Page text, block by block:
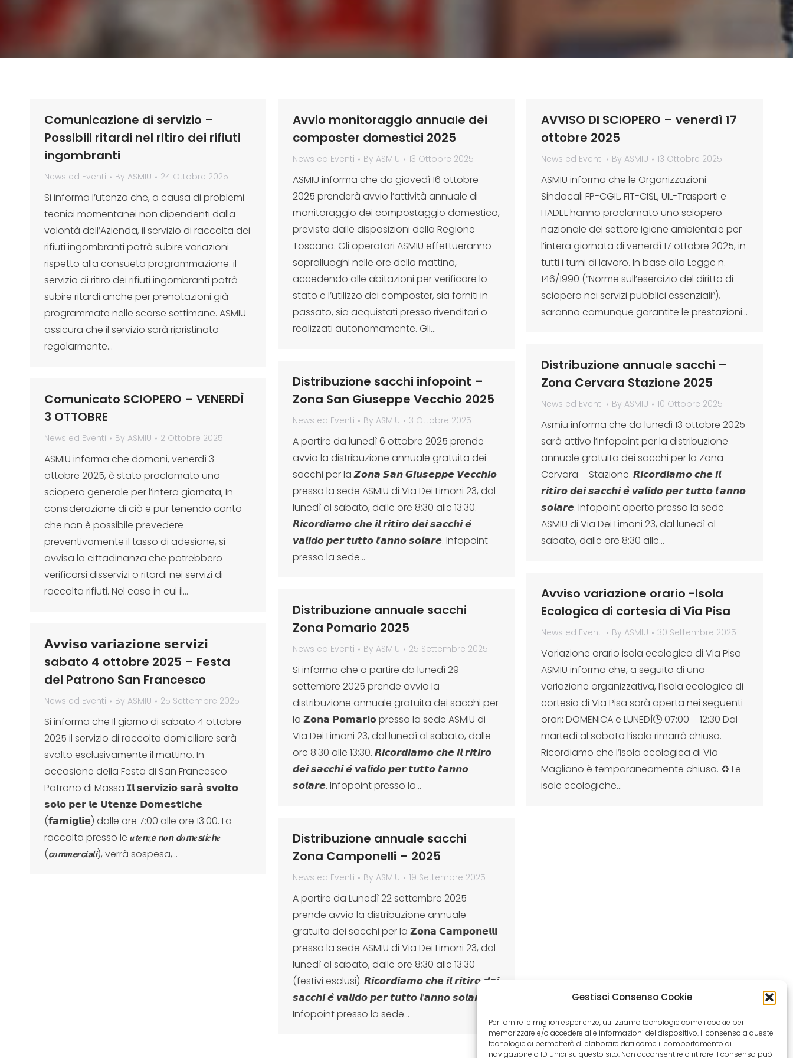
Gestisci Consenso Cookie
Per fornire le migliori esperienze, utilizziamo tecnologie come i cookie per
memorizzare e/o accedere alle informazioni del dispositivo. Il consenso a queste
tecnologie ci permetterà di elaborare dati come il comportamento di
navigazione o ID unici su questo sito. Non acconsentire o ritirare il consenso può
Comunicazione di servizio –
Possibili ritardi nel ritiro dei rifiuti
ingombranti
News ed Eventi By ASMIU 24 Ottobre 2025
Si informa l’utenza che, a causa di problemi
tecnici momentanei non dipendenti dalla
volontà dell’Azienda, il servizio di raccolta dei
rifiuti ingombranti potrà subire variazioni
rispetto alla consueta programmazione. il
servizio di ritiro dei rifiuti ingombranti potrà
subire ritardi anche per prenotazioni già
programmate nelle scorse settimane. ASMIU
assicura che il servizio sarà ripristinato
regolarmente…
Avvio monitoraggio annuale dei
composter domestici 2025
News ed Eventi By ASMIU 13 Ottobre 2025
ASMIU informa che da giovedì 16 ottobre
2025 prenderà avvio l’attività annuale di
monitoraggio dei compostaggio domestico,
prevista dalle disposizioni della Regione
Toscana. Gli operatori ASMIU effettueranno
sopralluoghi nelle ore della mattina,
accedendo alle abitazioni per verificare lo
stato e l’utilizzo dei composter, sia forniti in
passato, sia acquistati presso rivenditori o
realizzati autonomamente. Gli…
AVVISO DI SCIOPERO – venerdì 17
ottobre 2025
News ed Eventi By ASMIU 13 Ottobre 2025
ASMIU informa che le Organizzazioni
Sindacali FP-CGIL, FIT-CISL, UIL-Trasporti e
FIADEL hanno proclamato uno sciopero
nazionale del settore igiene ambientale per
l’intera giornata di venerdì 17 ottobre 2025, in
tutti i turni di lavoro. In base alla Legge n.
146/1990 (“Norme sull’esercizio del diritto di
sciopero nei servizi pubblici essenziali”),
saranno comunque garantite le prestazioni…
Distribuzione annuale sacchi –
Zona Cervara Stazione 2025
News ed Eventi By ASMIU 10 Ottobre 2025
Asmiu informa che da lunedì 13 ottobre 2025
sarà attivo l’infopoint per la distribuzione
annuale gratuita dei sacchi per la Zona
Cervara – Stazione. 𝙍𝙞𝙘𝙤𝙧𝙙𝙞𝙖𝙢𝙤 𝙘𝙝𝙚 𝙞𝙡
𝙧𝙞𝙩𝙞𝙧𝙤 𝙙𝙚𝙞 𝙨𝙖𝙘𝙘𝙝𝙞 𝙚̀ 𝙫𝙖𝙡𝙞𝙙𝙤 𝙥𝙚𝙧 𝙩𝙪𝙩𝙩𝙤 𝙡’𝙖𝙣𝙣𝙤
𝙨𝙤𝙡𝙖𝙧𝙚. Infopoint aperto presso la sede
ASMIU di Via Dei Limoni 23, dal lunedì al
sabato, dalle ore 8:30 alle…
Distribuzione sacchi infopoint –
Zona San Giuseppe Vecchio 2025
News ed Eventi By ASMIU 3 Ottobre 2025
A partire da lunedì 6 ottobre 2025 prende
avvio la distribuzione annuale gratuita dei
sacchi per la 𝙕𝙤𝙣𝙖 𝙎𝙖𝙣 𝙂𝙞𝙪𝙨𝙚𝙥𝙥𝙚 𝙑𝙚𝙘𝙘𝙝𝙞𝙤
presso la sede ASMIU di Via Dei Limoni 23, dal
lunedì al sabato, dalle ore 8:30 alle 13:30.
𝙍𝙞𝙘𝙤𝙧𝙙𝙞𝙖𝙢𝙤 𝙘𝙝𝙚 𝙞𝙡 𝙧𝙞𝙩𝙞𝙧𝙤 𝙙𝙚𝙞 𝙨𝙖𝙘𝙘𝙝𝙞 𝙚̀
𝙫𝙖𝙡𝙞𝙙𝙤 𝙥𝙚𝙧 𝙩𝙪𝙩𝙩𝙤 𝙡’𝙖𝙣𝙣𝙤 𝙨𝙤𝙡𝙖𝙧𝙚. Infopoint
presso la sede…
Comunicato SCIOPERO – VENERDÌ
3 OTTOBRE
News ed Eventi By ASMIU 2 Ottobre 2025
ASMIU informa che domani, venerdì 3
ottobre 2025, è stato proclamato uno
sciopero generale per l’intera giornata, In
considerazione di ciò e pur tenendo conto
che non è possibile prevedere
preventivamente il tasso di adesione, si
avvisa la cittadinanza che potrebbero
verificarsi disservizi o ritardi nei servizi di
raccolta rifiuti. Nel caso in cui il…
Avviso variazione orario -Isola
Ecologica di cortesia di Via Pisa
News ed Eventi By ASMIU 30 Settembre 2025
Variazione orario isola ecologica di Via Pisa
ASMIU informa che, a seguito di una
variazione organizzativa, l’isola ecologica di
cortesia di Via Pisa sarà aperta nei seguenti
orari: DOMENICA e LUNEDÌ🕒 07:00 – 12:30 Dal
martedì al sabato l’isola rimarrà chiusa.
Ricordiamo che l’isola ecologica di Via
Magliano è temporaneamente chiusa. ♻️ Le
isole ecologiche…
Distribuzione annuale sacchi
Zona Pomario 2025
News ed Eventi By ASMIU 25 Settembre 2025
Si informa che a partire da lunedì 29
settembre 2025 prende avvio la
distribuzione annuale gratuita dei sacchi per
la 𝗭𝗼𝗻𝗮 𝗣𝗼𝗺𝗮𝗿𝗶𝗼 presso la sede ASMIU di
Via Dei Limoni 23, dal lunedì al sabato, dalle
ore 8:30 alle 13:30. 𝙍𝙞𝙘𝙤𝙧𝙙𝙞𝙖𝙢𝙤 𝙘𝙝𝙚 𝙞𝙡 𝙧𝙞𝙩𝙞𝙧𝙤
𝙙𝙚𝙞 𝙨𝙖𝙘𝙘𝙝𝙞 𝙚̀ 𝙫𝙖𝙡𝙞𝙙𝙤 𝙥𝙚𝙧 𝙩𝙪𝙩𝙩𝙤 𝙡’𝙖𝙣𝙣𝙤
𝙨𝙤𝙡𝙖𝙧𝙚. Infopoint presso la…
𝗔𝘃𝘃𝗶𝘀𝗼 𝘃𝗮𝗿𝗶𝗮𝘇𝗶𝗼𝗻𝗲 𝘀𝗲𝗿𝘃𝗶𝘇𝗶
sabato 4 ottobre 2025 – Festa
del Patrono San Francesco
News ed Eventi By ASMIU 25 Settembre 2025
Si informa che Il giorno di sabato 4 ottobre
2025 il servizio di raccolta domiciliare sarà
svolto esclusivamente il mattino. In
occasione della Festa di San Francesco
Patrono di Massa 𝗜𝗹 𝘀𝗲𝗿𝘃𝗶𝘇𝗶𝗼 𝘀𝗮𝗿𝗮̀ 𝘀𝘃𝗼𝗹𝘁𝗼
𝘀𝗼𝗹𝗼 𝗽𝗲𝗿 𝗹𝗲 𝗨𝘁𝗲𝗻𝘇𝗲 𝗗𝗼𝗺𝗲𝘀𝘁𝗶𝗰𝗵𝗲
(𝗳𝗮𝗺𝗶𝗴𝗹𝗶𝗲) dalle ore 7:00 alle ore 13:00. La
raccolta presso le 𝒖𝙩𝒆𝙣𝒛𝙚 𝙣𝒐𝙣 𝙙𝒐𝙢𝒆𝙨𝒕𝙞𝒄𝙝𝒆
(𝙘𝒐𝙢𝒎𝙚𝒓𝙘𝒊𝙖𝒍𝙞), verrà sospesa,…
Distribuzione annuale sacchi
Zona Camponelli – 2025
News ed Eventi By ASMIU 19 Settembre 2025
A partire da Lunedì 22 settembre 2025
prende avvio la distribuzione annuale
gratuita dei sacchi per la 𝗭𝗼𝗻𝗮 𝗖𝗮𝗺𝗽𝗼𝗻𝗲𝗹𝗹𝗶
presso la sede ASMIU di Via Dei Limoni 23, dal
lunedì al sabato, dalle ore 8:30 alle 13:30
(festivi esclusi). 𝙍𝙞𝙘𝙤𝙧𝙙𝙞𝙖𝙢𝙤 𝙘𝙝𝙚 𝙞𝙡 𝙧𝙞𝙩𝙞𝙧𝙤 𝙙𝙚𝙞
𝙨𝙖𝙘𝙘𝙝𝙞 𝙚̀ 𝙫𝙖𝙡𝙞𝙙𝙤 𝙥𝙚𝙧 𝙩𝙪𝙩𝙩𝙤 𝙡’𝙖𝙣𝙣𝙤 𝙨𝙤𝙡𝙖𝙧𝙚.
Infopoint presso la sede…